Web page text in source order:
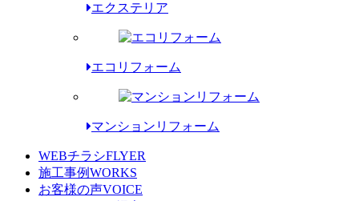
エクステリア
エコリフォーム
マンションリフォーム
WEBチラシFLYER
施工事例WORKS
お客様の声VOICE